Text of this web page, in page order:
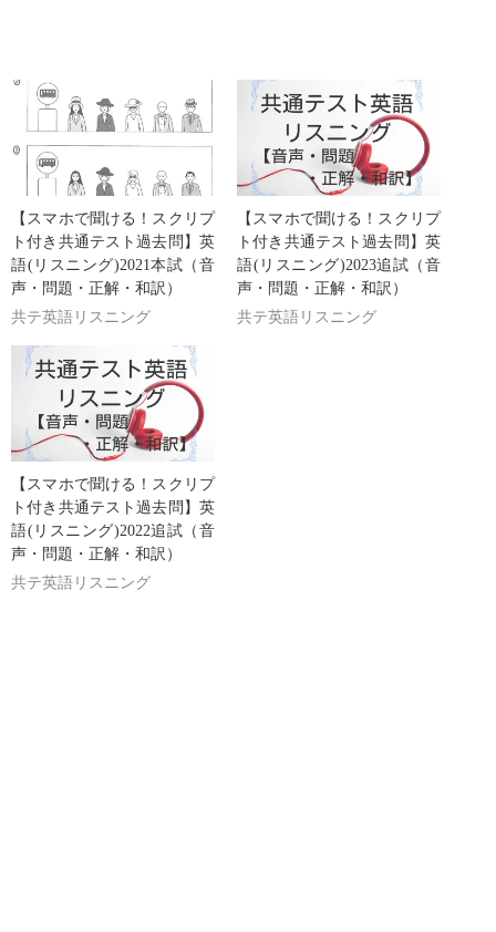
【スマホで聞ける！スクリプ
ト付き共通テスト過去問】英
語(リスニング)2021本試（音
声・問題・正解・和訳）
共テ英語リスニング
【スマホで聞ける！スクリプ
ト付き共通テスト過去問】英
語(リスニング)2023追試（音
声・問題・正解・和訳）
共テ英語リスニング
【スマホで聞ける！スクリプ
ト付き共通テスト過去問】英
語(リスニング)2022追試（音
声・問題・正解・和訳）
共テ英語リスニング